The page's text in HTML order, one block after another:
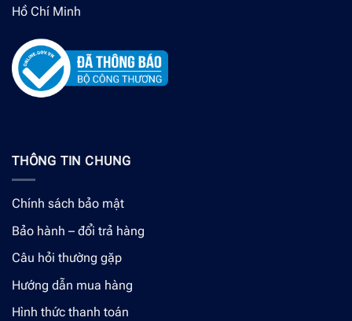
Hồ Chí Minh
THÔNG TIN CHUNG
Chính sách bảo mật
Bảo hành – đổi trả hàng
Câu hỏi thường gặp
Hướng dẫn mua hàng
Hình thức thanh toán